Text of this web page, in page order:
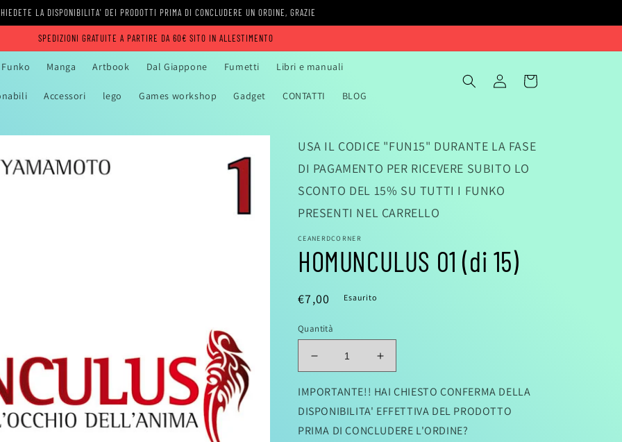
LA DISPONIBILITA' DEI PRODOTTI PRIMA DI CONCLUDERE UN ORDINE, GRAZIE
SPEDIZIONI GRATUITE A PARTIRE DA 60€ SITO IN ALLESTIMENTO
Funko Manga Artbook Dal Giappone Fumetti Libri e manuali
Accessori lego Games workshop Gadget CONTATTI BLOG
Accedi Carrello
USA IL CODICE "FUN15" DURANTE LA FASE
DI PAGAMENTO PER RICEVERE SUBITO LO
SCONTO DEL 15% SU TUTTI I FUNKO
PRESENTI NEL CARRELLO
CEANERDCORNER
HOMUNCULUS 01 (di 15)
Prezzo
listino
€7,00 Esaurito
Quantità
Diminuisci
quantità
per
HOMUNCULUS
01
(di
Aumenta
quantità
per
HOMUNCULUS
(di
IMPORTANTE!! HAI CHIESTO CONFERMA DELLA
DISPONIBILITA' EFFETTIVA DEL PRODOTTO
PRIMA DI CONCLUDERE L'ORDINE?